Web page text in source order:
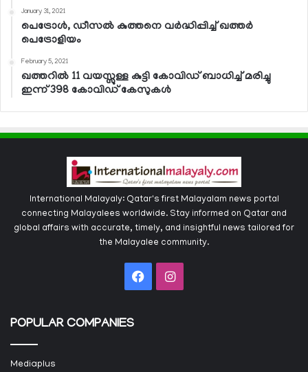
January 31, 2021
പെട്രോള്‍, ഡീസല്‍ കുത്തനെ വര്‍ദ്ധിപ്പിച്ച് ഖത്തര്‍
പെട്രോളിയം
February 5, 2021
ഖത്തറില്‍ 11 വയസ്സുള്ള കുട്ടി കോവിഡ് ബാധിച്ച് മരിച്ചു
ഇന്ന് 398 കോവിഡ് കേസുകള്‍
International Malayaly: Qatar's first Malayalam news portal
connecting Malayalees worldwide. Stay informed on Qatar and
global affairs with accurate, timely, and insightful news tailored for
the Malayalee community.
FacebookInstagram
POPULAR COMPANIES
Mediaplus